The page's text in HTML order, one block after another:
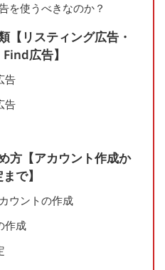
を使うべきなのか？
【リスティング広告・
広告】
告
告
方【アカウント作成か
で】
ウントの作成
作成